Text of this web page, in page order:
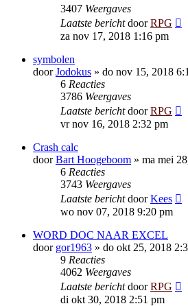
3407 Weergaves
Laatste berichtdoorRPG
za nov 17, 2018 1:16 pm
symbolen
doorJodokus » do nov 15, 2018
6 Reacties
3786 Weergaves
Laatste berichtdoorRPG
vr nov 16, 2018 2:32 pm
Crash calc
doorBart Hoogeboom » ma mei
6 Reacties
3743 Weergaves
Laatste berichtdoorKees
wo nov 07, 2018 9:20 pm
WORD DOC NAAR EXCEL
door gor1963 » do okt 25, 2018
9 Reacties
4062 Weergaves
Laatste berichtdoorRPG
di okt 30, 2018 2:51 pm